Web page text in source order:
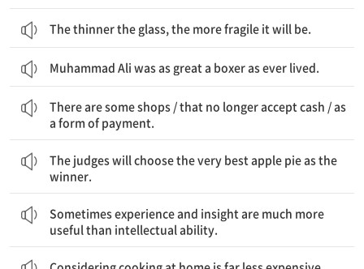
The thinner the glass, the more fragile it will be.
Muhammad Ali was as great a boxer as ever lived.
There are some shops / that no longer accept cash / as
a form of payment.
The judges will choose the very best apple pie as the
winner.
Sometimes experience and insight are much more
useful than intellectual ability.